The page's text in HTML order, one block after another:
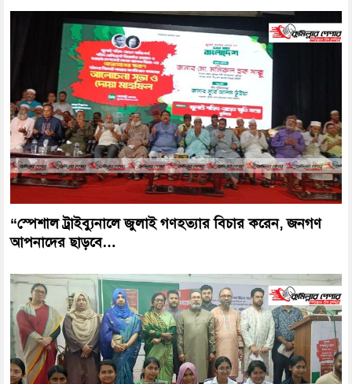
“স্পেশাল ট্রাইব্যুনালে জুলাই গণহত্যার বিচার করেন, জনগণ
আপনাদের ছাড়বে…